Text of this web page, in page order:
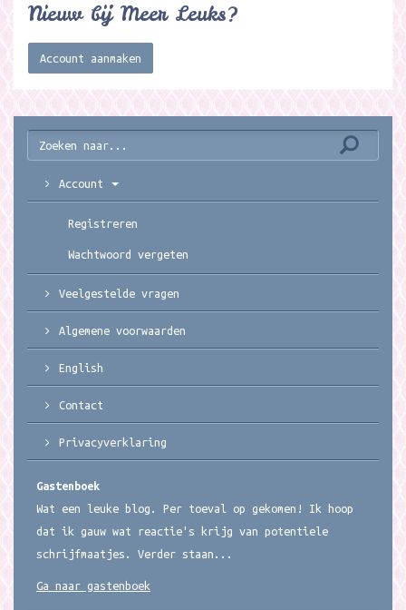
Nieuw bij Meer Leuks?
Account aanmaken
Account
Registreren
Wachtwoord vergeten
Veelgestelde vragen
Algemene voorwaarden
English
Contact
Privacyverklaring
Gastenboek
Wat een leuke blog. Per toeval op gekomen! Ik hoop
dat ik gauw wat reactie's krijg van potentiele
schrijfmaatjes. Verder staan...
Ga naar gastenboek